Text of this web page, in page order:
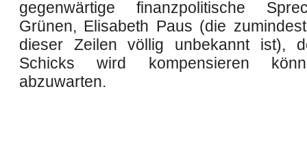
gegenwärtige finanzpolitische
Grünen, Elisabeth Paus (die
dieser Zeilen völlig unbekannt ist),
Schicks wird kompensieren
abzuwarten.